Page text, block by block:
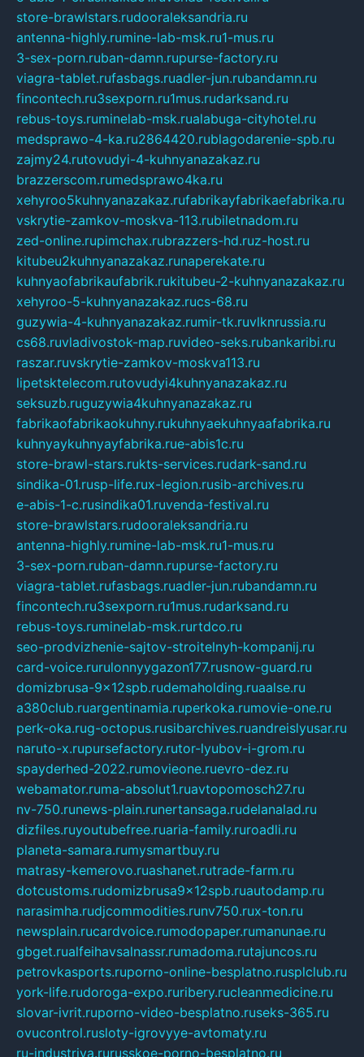
store-brawlstars.rudooraleksandria.ru
antenna-highly.rumine-lab-msk.ru1-mus.ru
3-sex-porn.ruban-damn.rupurse-factory.ru
viagra-tablet.rufasbags.ruadler-jun.rubandamn.ru
fincontech.ru3sexporn.ru1mus.rudarksand.ru
rebus-toys.ruminelab-msk.rualabuga-cityhotel.ru
medsprawo-4-ka.ru2864420.rublagodarenie-spb.ru
zajmy24.rutovudyi-4-kuhnyanazakaz.ru
brazzerscom.rumedsprawo4ka.ru
xehyroo5kuhnyanazakaz.rufabrikayfabrikaefabrika.ru
vskrytie-zamkov-moskva-113.rubiletnadom.ru
zed-online.rupimchax.rubrazzers-hd.ruz-host.ru
kitubeu2kuhnyanazakaz.runaperekate.ru
kuhnyaofabrikaufabrik.rukitubeu-2-kuhnyanazakaz.ru
xehyroo-5-kuhnyanazakaz.rucs-68.ru
guzywia-4-kuhnyanazakaz.rumir-tk.ruvlknrussia.ru
cs68.ruvladivostok-map.ruvideo-seks.rubankaribi.ru
raszar.ruvskrytie-zamkov-moskva113.ru
lipetsktelecom.rutovudyi4kuhnyanazakaz.ru
seksuzb.ruguzywia4kuhnyanazakaz.ru
fabrikaofabrikaokuhny.rukuhnyaekuhnyaafabrika.ru
kuhnyaykuhnyayfabrika.rue-abis1c.ru
store-brawl-stars.rukts-services.rudark-sand.ru
sindika-01.rusp-life.rux-legion.rusib-archives.ru
e-abis-1-c.rusindika01.ruvenda-festival.ru
store-brawlstars.rudooraleksandria.ru
antenna-highly.rumine-lab-msk.ru1-mus.ru
3-sex-porn.ruban-damn.rupurse-factory.ru
viagra-tablet.rufasbags.ruadler-jun.rubandamn.ru
fincontech.ru3sexporn.ru1mus.rudarksand.ru
rebus-toys.ruminelab-msk.rurtdco.ru
seo-prodvizhenie-sajtov-stroitelnyh-kompanij.ru
card-voice.rurulonnyygazon177.rusnow-guard.ru
domizbrusa-9x12spb.rudemaholding.ruaalse.ru
a380club.ruargentinamia.ruperkoka.rumovie-one.ru
perk-oka.rug-octopus.rusibarchives.ruandreislyusar.ru
naruto-x.rupursefactory.rutor-lyubov-i-grom.ru
spayderhed-2022.rumovieone.ruevro-dez.ru
webamator.ruma-absolut1.ruavtopomosch27.ru
nv-750.runews-plain.runertansaga.rudelanalad.ru
dizfiles.ruyoutubefree.ruaria-family.ruroadli.ru
planeta-samara.rumysmartbuy.ru
matrasy-kemerovo.ruashanet.rutrade-farm.ru
dotcustoms.rudomizbrusa9x12spb.ruautodamp.ru
narasimha.rudjcommodities.runv750.rux-ton.ru
newsplain.rucardvoice.rumodopaper.rumanunae.ru
gbget.rualfeihavsalnassr.rumadoma.rutajuncos.ru
petrovkasports.ruporno-online-besplatno.rusplclub.ru
york-life.rudoroga-expo.ruribery.rucleanmedicine.ru
slovar-ivrit.ruporno-video-besplatno.ruseks-365.ru
ovucontrol.rusloty-igrovyye-avtomaty.ru
ru-industriya.rurusskoe-porno-besplatno.ru